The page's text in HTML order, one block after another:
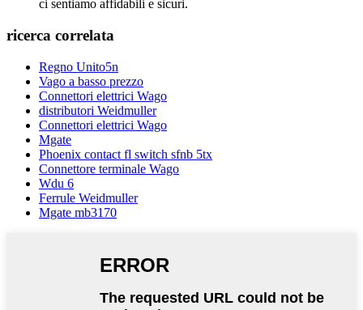
ci sentiamo affidabili e sicuri.
ricerca correlata
Regno Unito5n
Vago a basso prezzo
Connettori elettrici Wago
distributori Weidmuller
Connettori elettrici Wago
Mgate
Phoenix contact fl switch sfnb 5tx
Connettore terminale Wago
Wdu 6
Ferrule Weidmuller
Mgate mb3170